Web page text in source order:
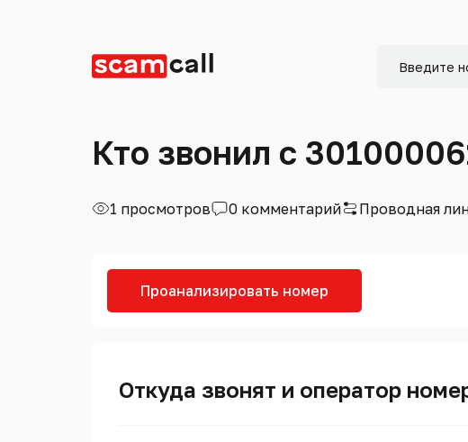
Кто звонил с
1 просмотров 0 комментарий Проводная
Проанализировать номер
Откуда звонят и оператор